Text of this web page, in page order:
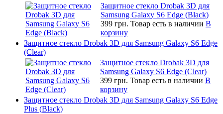
Защитное стекло Drobak 3D для
Samsung Galaxy S6 Edge (Black)
399 грн. Товар есть в наличии В
корзину
Защитное стекло Drobak 3D для Samsung Galaxy S6 Edge
(Clear)
Защитное стекло Drobak 3D для
Samsung Galaxy S6 Edge (Clear)
399 грн. Товар есть в наличии В
корзину
Защитное стекло Drobak 3D для Samsung Galaxy S6 Edge
Plus (Black)